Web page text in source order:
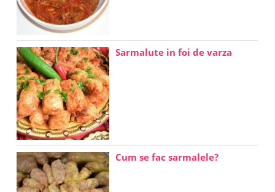
Sarmalute in foi de varza
Cum se fac sarmalele?